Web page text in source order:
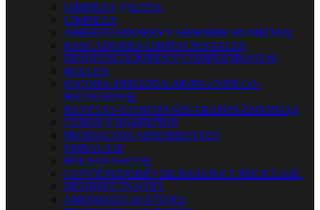
LIMPIEZA VILEDA
LIMPIEZA
AMBIENTADORES Y ABSORBE HUMEDAD
RASCADORES-LIMPIACRISTALES
DESATASCADORES Y COMPLEMENTOS
ROLLOS
ESCOBA-FREGONA-MOPA-CEPILLO-
RECOGEDOR
BAYETAS-ESTROPAJOS-TRAPOS-ESPONJAS
CUBOS Y BARREÑOS
PRODUCTOS ABSORBENTES
EMBALAJE
BOLSAS-SACOS
CONTENEDORES DE BASURA Y RECICLAJE
DESINFECTANTES
AMONIACO ACETONA